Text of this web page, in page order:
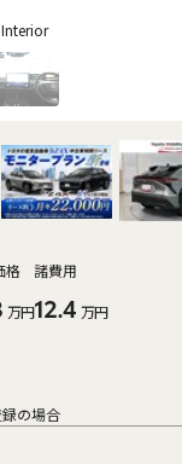
Interior
格
万円
諸費用
12.4 万円
の場合